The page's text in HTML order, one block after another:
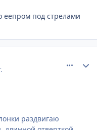
еепром под стрелами
раздвигаю